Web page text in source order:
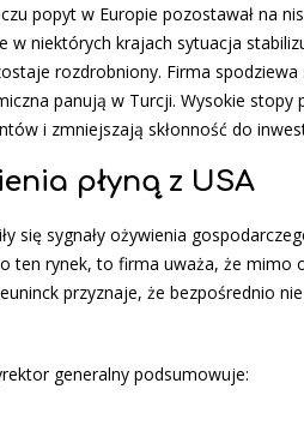
popyt w Europie pozostawał na
w niektórych krajach sytuacja
rozdrobniony. Firma
panują w Turcji. Wysokie
i zmniejszają skłonność do
płyną z USA
się sygnały ożywienia
ten rynek, to firma uważa, że mimo
przyznaje, że bezpośrednio
generalny podsumowuje: